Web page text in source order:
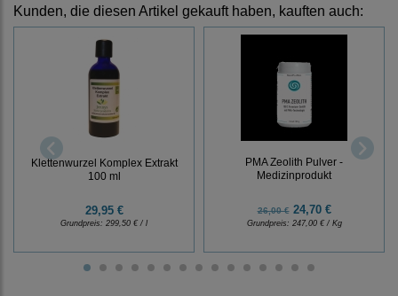
Kunden, die diesen Artikel gekauft haben, kauften auch:
Klettenwurzel Komplex Extrakt
100 ml
29,95 €
Grundpreis: 299,50 € / l
PMA Zeolith Pulver -
Medizinprodukt
26,00 €24,70 €
Grundpreis: 247,00 € / Kg